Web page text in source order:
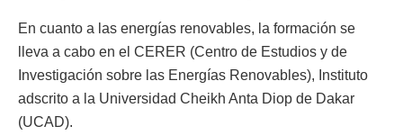
En cuanto a las energías renovables, la formación se
lleva a cabo en el CERER (Centro de Estudios y de
Investigación sobre las Energías Renovables), Instituto
adscrito a la Universidad Cheikh Anta Diop de Dakar
(UCAD).